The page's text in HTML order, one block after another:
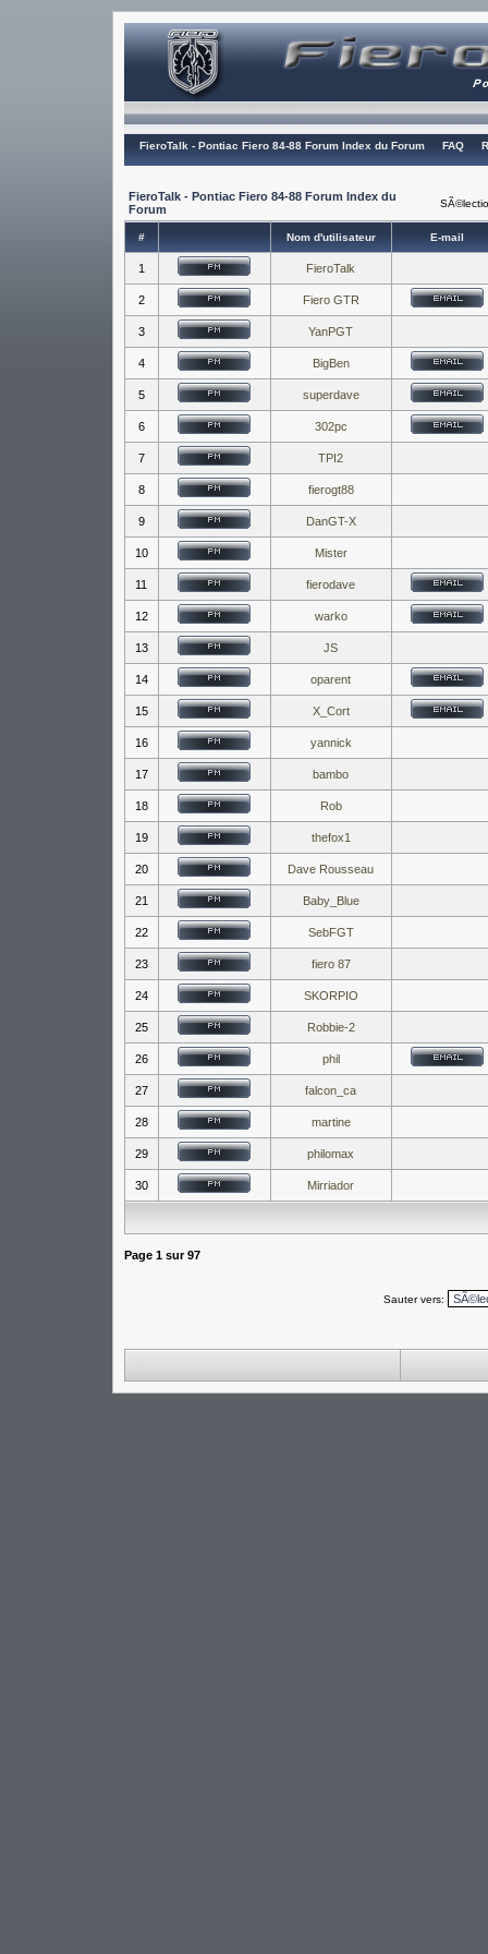
FieroTalk - Pontiac Fiero 84-88 Forum Index du Forum FAQ
FieroTalk - Pontiac Fiero 84-88 Forum Index du
Forum
# Nom d'utilisateur E-mail
1 FieroTalk
2 Fiero GTR
3 YanPGT
4 BigBen
5 superdave
6 302pc
7 TPI2
8 fierogt88
9 DanGT-X
10 Mister
11 fierodave
12 warko
13 JS
14 oparent
15 X_Cort
16 yannick
17 bambo
18 Rob
19 thefox1
20 Dave Rousseau
21 Baby_Blue
22 SebFGT
23 fiero 87
24 SKORPIO
25 Robbie-2
26 phil
27 falcon_ca
28 martine
29 philomax
30 Mirriador
Page 1sur97
Sauter vers: